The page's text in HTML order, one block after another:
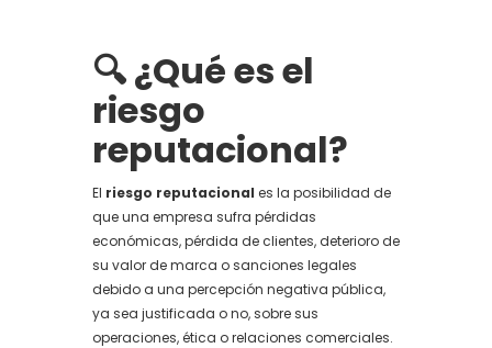
🔍 ¿Qué es el
riesgo
reputacional?
El riesgo reputacional es la posibilidad de
que una empresa sufra pérdidas
económicas, pérdida de clientes, deterioro de
su valor de marca o sanciones legales
debido a una percepción negativa pública,
ya sea justificada o no, sobre sus
operaciones, ética o relaciones comerciales.